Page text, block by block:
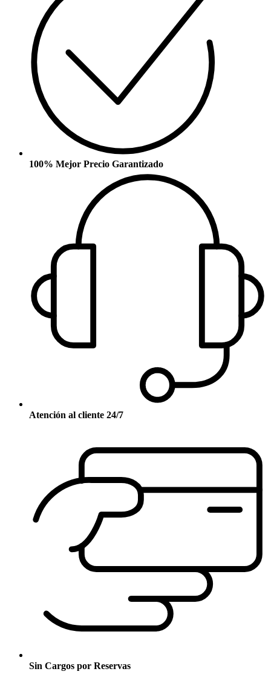
100% Mejor Precio Garantizado
Atención al cliente 24/7
Sin Cargos por Reservas